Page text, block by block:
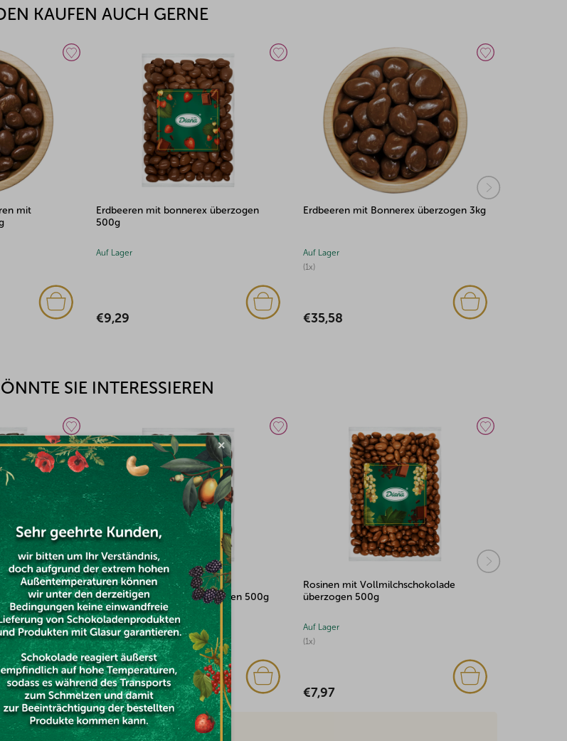
KAUFEN AUCH GERNE
Erdbeeren mit Bonnerex überzogen 3kg
Auf Lager
€35,58
Rosinen mit Bonnerex überzogen 500g
Auf Lager
€10,30
SIE INTERESSIEREN
500g
Rosinen mit Vollmilchschokolade
überzogen 500g
(1x)
Auf Lager
€7,97
Gefriergetroknete Erdbeeren mit weißer
Schokolade überzogen 100g
Auf Lager
€2,12
×